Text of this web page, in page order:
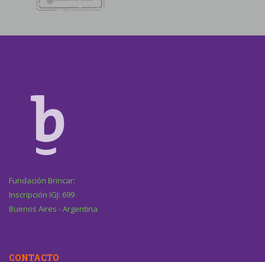
Fundación Brincar:
Inscripción IGJ: 699
Buenos Aires - Argentina
CONTACTO